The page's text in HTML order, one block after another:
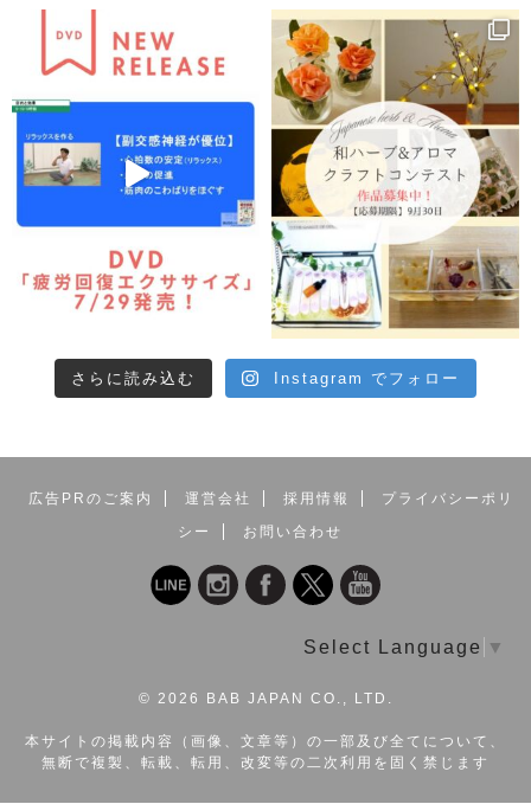
さらに読み込む Instagram でフォロー
広告PRのご案内 運営会社 採用情報
プライバシーポリ
シー
お問い合わせ
Select Language ▼
© 2026 BAB JAPAN CO., LTD.
本サイトの掲載内容（画像、文章等）の一部及び全てについて、
無断で複製、転載、転用、改変等の二次利用を固く禁じます